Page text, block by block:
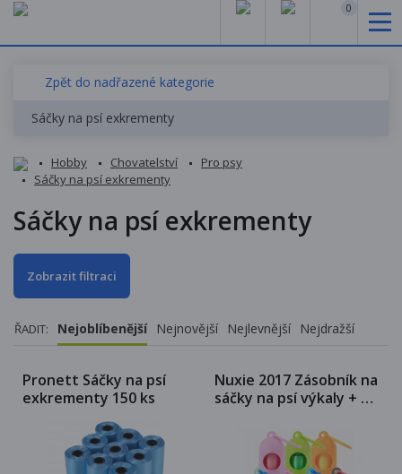
0
Zpět do nadřazené kategorie
Sáčky na psí exkrementy
Hobby Chovatelství
Pro psy
Sáčky na psí exkrementy
Sáčky na psí exkrementy
Zobrazit filtraci
ŘADIT: Nejoblíbenější Nejnovější Nejlevnější Nejdražší
Pronett Sáčky na psí
exkrementy 150 ks
Nuxie 2017 Zásobník na
sáčky na psí výkaly + 15